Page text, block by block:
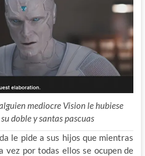
mediocre Vision le hubiese
doble y santas pascuas
le pide a sus hijos que mientras
vez por todas ellos se ocupen de